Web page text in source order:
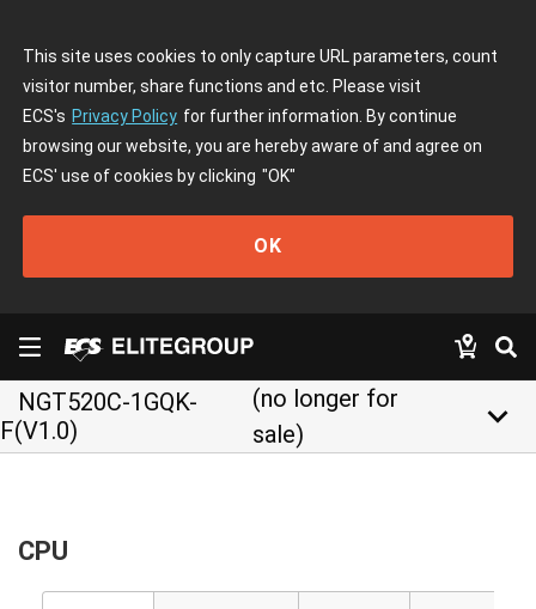
This site uses cookies to only capture URL parameters, count
visitor number, share functions and etc. Please visit
ECS's Privacy Policy for further information. By continue
browsing our website, you are hereby aware of and agree on
ECS' use of cookies by clicking "OK"
OK
NGT520C-1GQK-
F(V1.0)
(no longer for
sale)
keyboard_arrow_down
CPU